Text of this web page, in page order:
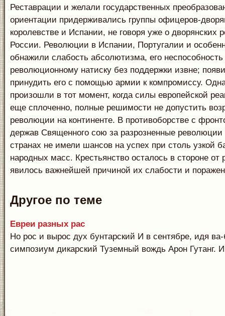
Реставрации и желали государственных
ориентации придерживались группы офицеров-
королевстве и Испании, не говоря уже о дворянских
России. Революции в Испании, Португалии и
обнажили слабость абсолютизма, его неспособность
революционному натиску без поддержки извне;
принудить его с помощью армии к компромиссу.
произошли в тот момент, когда силы европейской
еще сплоченно, полные решимости не допустить
революции на континенте. В противоборстве с
держав Священного сою за разрозненные революции
странах не имели шансов на успех при столь узкой
народных масс. Крестьянство осталось в стороне
явилось важнейшей причиной их слабости и
Другое по теме
Евреи разных рас
Но рос и вырос дух бунтарский И в сентябре, идя
симпозиум дикарский Туземный вождь Арон Гутанг.